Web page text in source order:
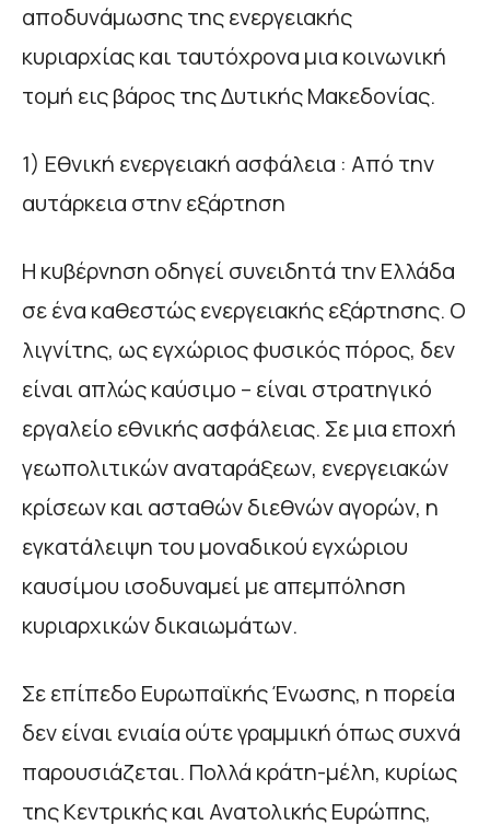
αποδυνάμωσης της ενεργειακής
κυριαρχίας και ταυτόχρονα μια κοινωνική
τομή εις βάρος της Δυτικής Μακεδονίας.
1) Εθνική ενεργειακή ασφάλεια : Από την
αυτάρκεια στην εξάρτηση
Η κυβέρνηση οδηγεί συνειδητά την Ελλάδα
σε ένα καθεστώς ενεργειακής εξάρτησης. Ο
λιγνίτης, ως εγχώριος φυσικός πόρος, δεν
είναι απλώς καύσιμο – είναι στρατηγικό
εργαλείο εθνικής ασφάλειας. Σε μια εποχή
γεωπολιτικών αναταράξεων, ενεργειακών
κρίσεων και ασταθών διεθνών αγορών, η
εγκατάλειψη του μοναδικού εγχώριου
καυσίμου ισοδυναμεί με απεμπόληση
κυριαρχικών δικαιωμάτων.
Σε επίπεδο Ευρωπαϊκής Ένωσης, η πορεία
δεν είναι ενιαία ούτε γραμμική όπως συχνά
παρουσιάζεται. Πολλά κράτη-μέλη, κυρίως
της Κεντρικής και Ανατολικής Ευρώπης,